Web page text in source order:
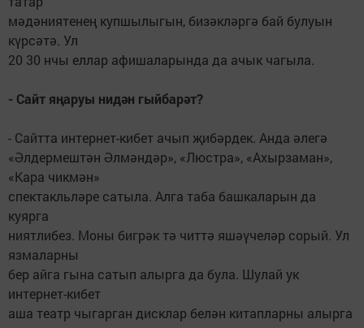
мәдәниятенең купшылыгын, бизәкләргә бай булуын
күрсәтә. Ул
20 30 нчы еллар афишаларында да ачык чагыла.
- Сайт яңаруы нидән гыйбарәт?
- Сайтта интернет-кибет ачып җибәрдек. Анда әлегә
«Әлдермештән Әлмәндәр», «Люстра», «Ахырзаман»,
«Кара чикмән»
спектакльләре сатыла. Алга таба башкаларын да
куярга
ниятлибез. Моны бигрәк тә читтә яшәүчеләр сорый. Ул
язмаларны
бер айга гына сатып алырга да була. Шулай ук
интернет-кибет
аша театр чыгарган дисклар белән китапларны алырга